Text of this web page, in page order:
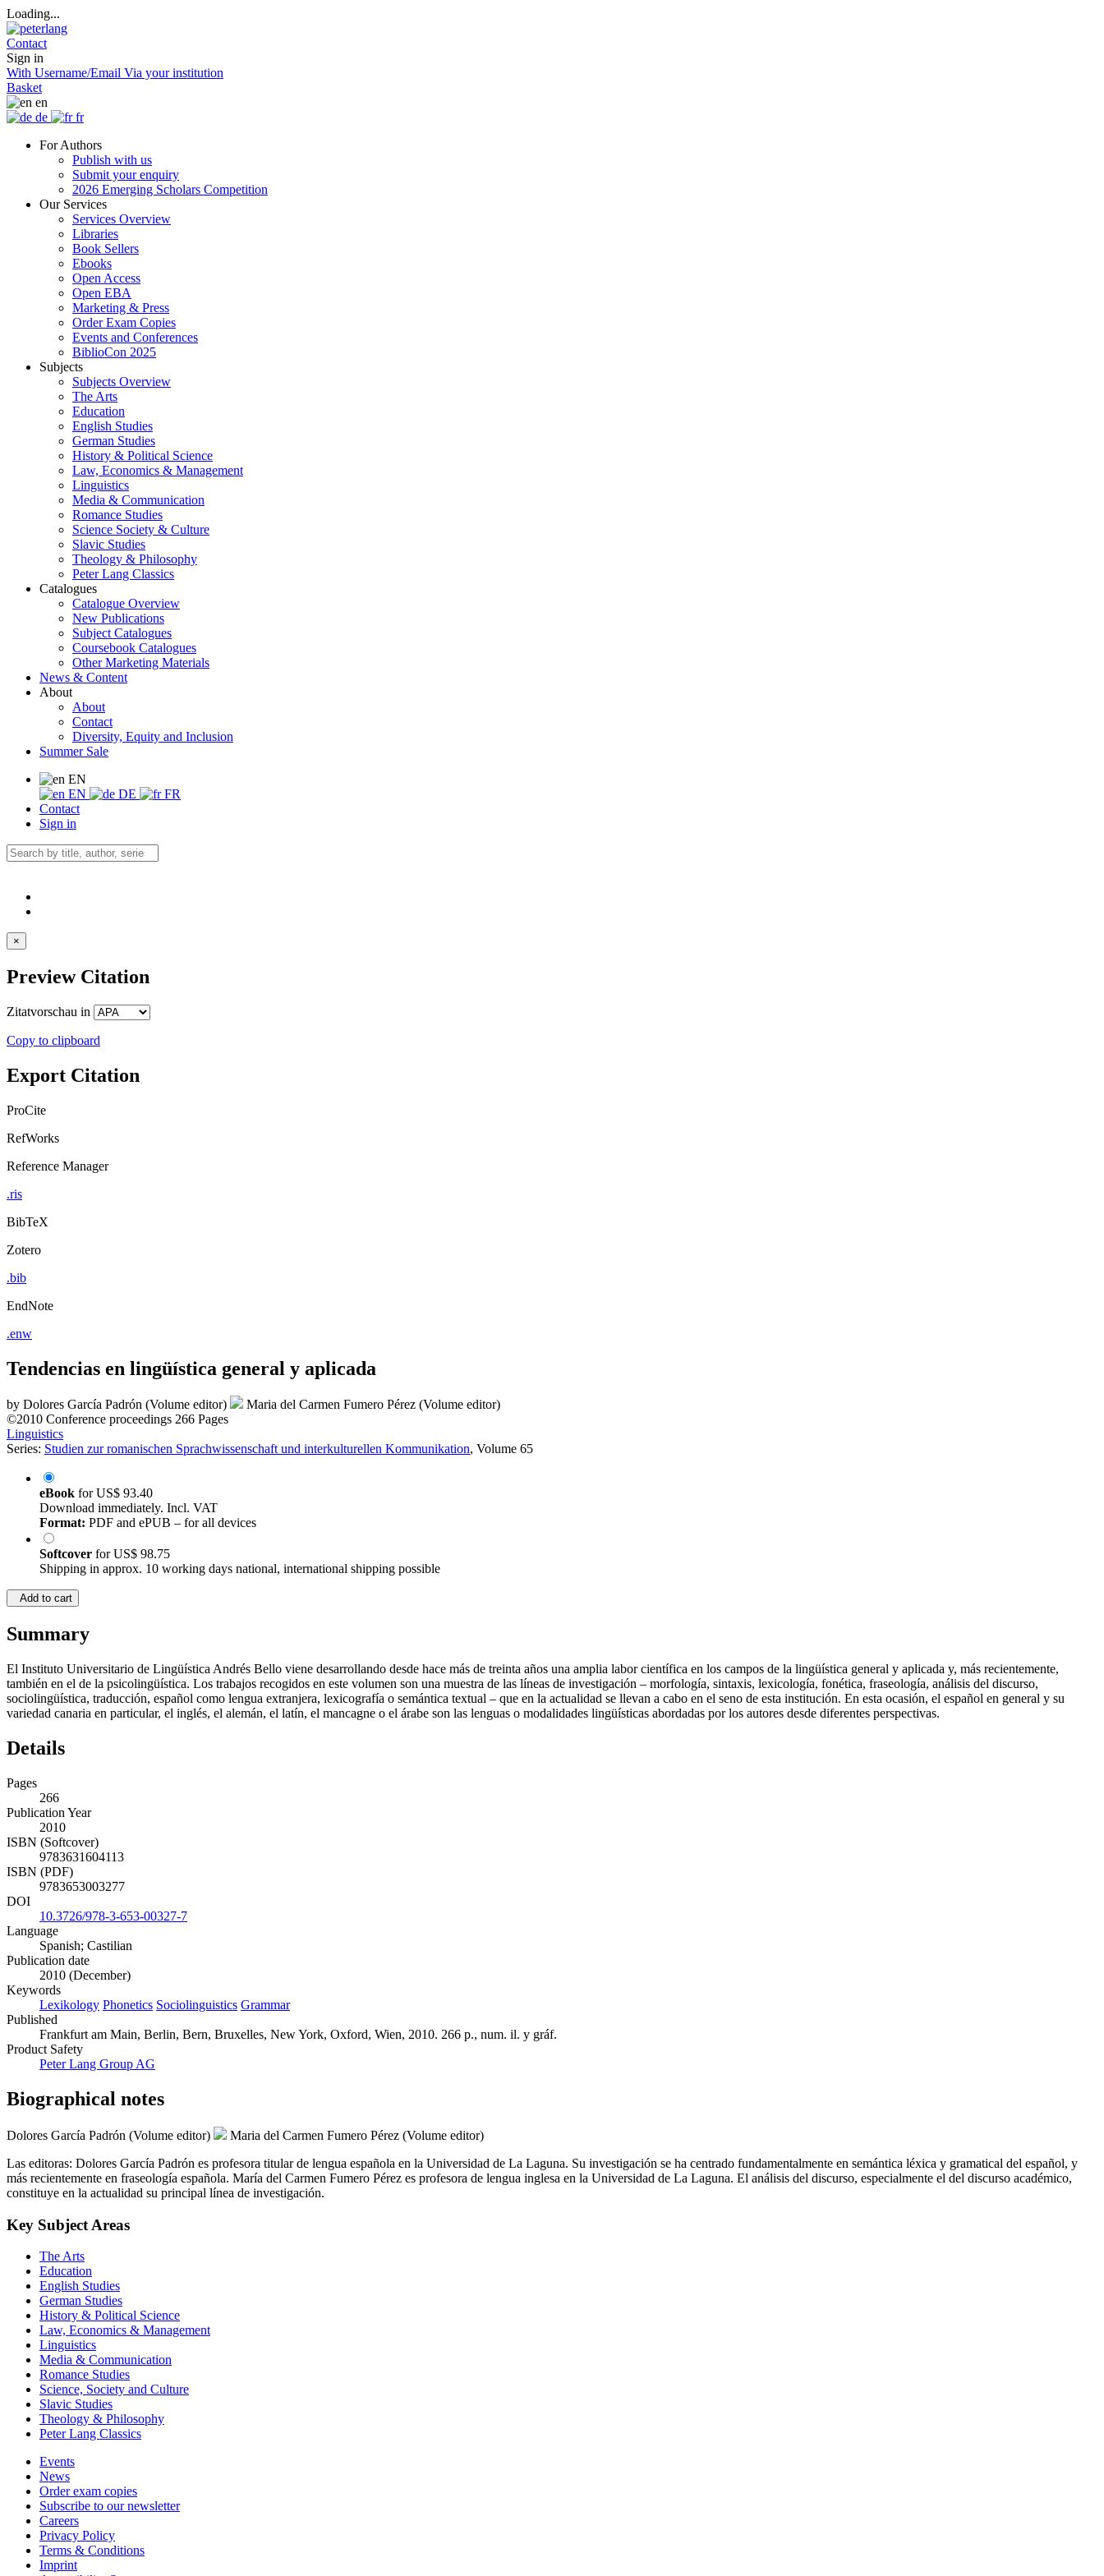
Loading...
Contact
Sign in
With Username/Email Via your institution
Basket
en
de
fr
For Authors
Publish with us
Submit your enquiry
2026 Emerging Scholars Competition
Our Services
Services Overview
Libraries
Book Sellers
Ebooks
Open Access
Open EBA
Marketing & Press
Order Exam Copies
Events and Conferences
BiblioCon 2025
Subjects
Subjects Overview
The Arts
Education
English Studies
German Studies
History & Political Science
Law, Economics & Management
Linguistics
Media & Communication
Romance Studies
Science Society & Culture
Slavic Studies
Theology & Philosophy
Peter Lang Classics
Catalogues
Catalogue Overview
New Publications
Subject Catalogues
Coursebook Catalogues
Other Marketing Materials
News & Content
About
About
Contact
Diversity, Equity and Inclusion
Summer Sale
EN
EN
DE
FR
Contact
Sign in
×
Preview Citation
Zitatvorschau in
Copy to clipboard
Export Citation
ProCite
RefWorks
Reference Manager
.ris
BibTeX
Zotero
.bib
EndNote
.enw
Tendencias en lingüística general y aplicada
by Dolores García Padrón (Volume editor)
Maria del Carmen Fumero Pérez (Volume editor)
©2010 Conference proceedings 266 Pages
Linguistics
Series: Studien zur romanischen Sprachwissenschaft und interkulturellen Kommunikation, Volume 65
eBook forUS$ 93.40
Download immediately. Incl. VAT
Format: PDF and ePUB – for all devices
Softcover forUS$ 98.75
Shipping in approx. 10 working days national, international shipping possible
Add to cart
Summary
El Instituto Universitario de Lingüística Andrés Bello viene desarrollando desde hace más de treinta años una amplia labor científica en los campos de la lingüística general y aplicada y, más recientemente,
también en el de la psicolingüística. Los trabajos recogidos en este volumen son una muestra de las líneas de investigación – morfología, sintaxis, lexicología, fonética, fraseología, análisis del discurso,
sociolingüística, traducción, español como lengua extranjera, lexicografía o semántica textual – que en la actualidad se llevan a cabo en el seno de esta institución. En esta ocasión, el español en general y su
variedad canaria en particular, el inglés, el alemán, el latín, el mancagne o el árabe son las lenguas o modalidades lingüísticas abordadas por los autores desde diferentes perspectivas.
Details
Pages
266
Publication Year
2010
ISBN (Softcover)
9783631604113
ISBN (PDF)
9783653003277
DOI
10.3726/978-3-653-00327-7
Language
Spanish; Castilian
Publication date
2010 (December)
Keywords
Lexikology Phonetics Sociolinguistics Grammar
Published
Frankfurt am Main, Berlin, Bern, Bruxelles, New York, Oxford, Wien, 2010. 266 p., num. il. y gráf.
Product Safety
Peter Lang Group AG
Biographical notes
Dolores García Padrón (Volume editor)
Maria del Carmen Fumero Pérez (Volume editor)
Las editoras: Dolores García Padrón es profesora titular de lengua española en la Universidad de La Laguna. Su investigación se ha centrado fundamentalmente en semántica léxica y gramatical del español, y
más recientemente en fraseología española. María del Carmen Fumero Pérez es profesora de lengua inglesa en la Universidad de La Laguna. El análisis del discurso, especialmente el del discurso académico,
constituye en la actualidad su principal línea de investigación.
Key Subject Areas
The Arts
Education
English Studies
German Studies
History & Political Science
Law, Economics & Management
Linguistics
Media & Communication
Romance Studies
Science, Society and Culture
Slavic Studies
Theology & Philosophy
Peter Lang Classics
Events
News
Order exam copies
Subscribe to our newsletter
Careers
Privacy Policy
Terms & Conditions
Imprint